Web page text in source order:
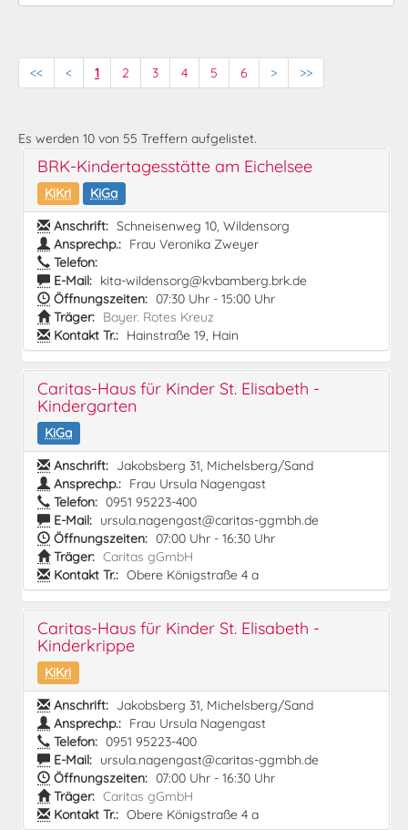
<< < 1 2 3 4 5 6 > >>
Es werden 10 von 55 Treffern aufgelistet.
BRK-Kindertagesstätte am Eichelsee
KiKri
KiGa
Anschrift: Schneisenweg 10, Wildensorg
Ansprechp.: Frau Veronika Zweyer
Telefon:
E-Mail: kita-wildensorg@kvbamberg.brk.de
Öffnungszeiten: 07:30 Uhr - 15:00 Uhr
Träger: Bayer. Rotes Kreuz
Kontakt Tr.: Hainstraße 19, Hain
Caritas-Haus für Kinder St. Elisabeth -
Kindergarten
KiGa
Anschrift: Jakobsberg 31, Michelsberg/Sand
Ansprechp.: Frau Ursula Nagengast
Telefon: 0951 95223-400
E-Mail: ursula.nagengast@caritas-ggmbh.de
Öffnungszeiten: 07:00 Uhr - 16:30 Uhr
Träger: Caritas gGmbH
Kontakt Tr.: Obere Königstraße 4 a
Caritas-Haus für Kinder St. Elisabeth -
Kinderkrippe
KiKri
Anschrift: Jakobsberg 31, Michelsberg/Sand
Ansprechp.: Frau Ursula Nagengast
Telefon: 0951 95223-400
E-Mail: ursula.nagengast@caritas-ggmbh.de
Öffnungszeiten: 07:00 Uhr - 16:30 Uhr
Träger: Caritas gGmbH
Kontakt Tr.: Obere Königstraße 4 a